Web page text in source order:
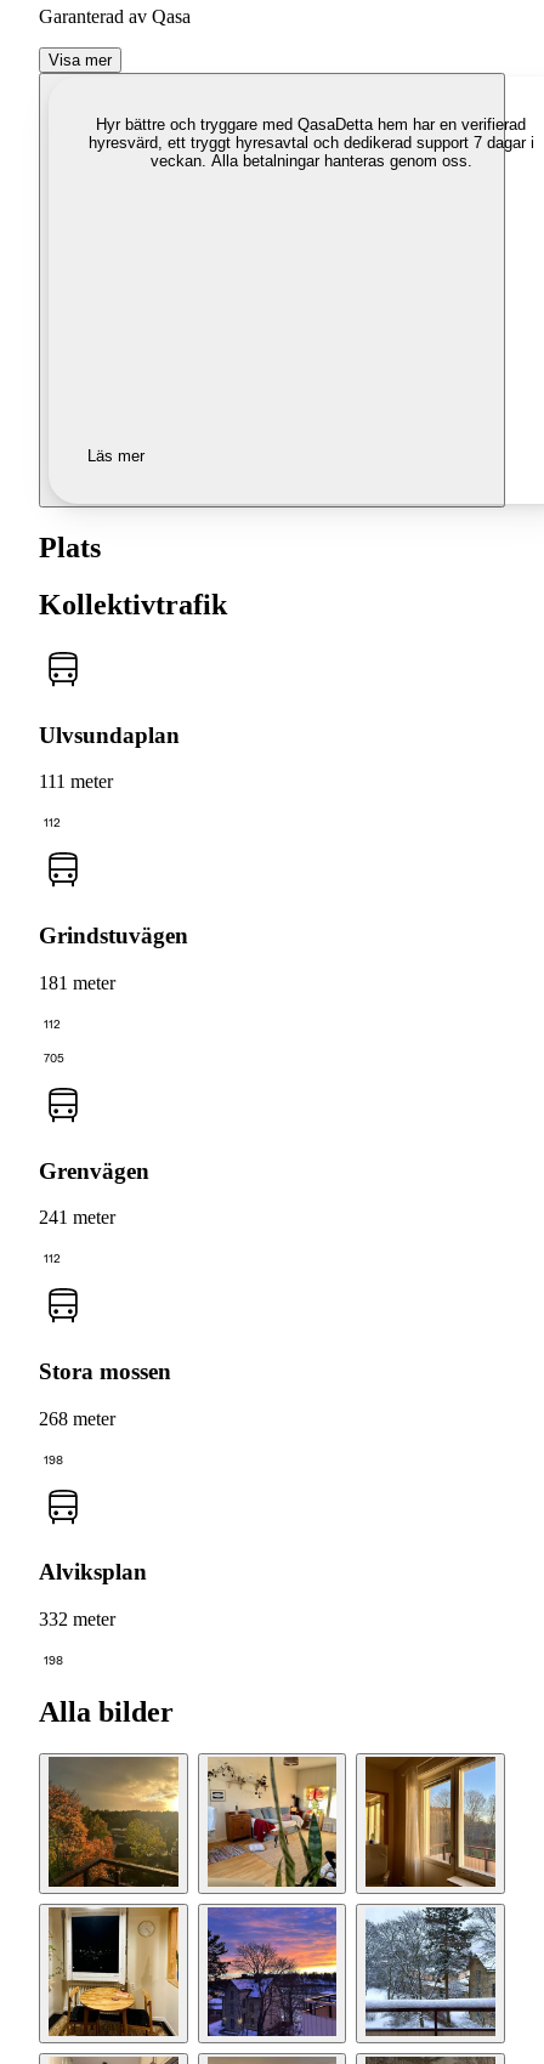
Garanterad av Qasa
Visa mer
Hyr bättre och tryggare med QasaDetta hem har en verifierad
hyresvärd, ett tryggt hyresavtal och dedikerad support 7 dagar i
veckan. Alla betalningar hanteras genom oss.
Läs mer
Plats
Kollektivtrafik
Ulvsundaplan
111 meter
112
Grindstuvägen
181 meter
112
705
Grenvägen
241 meter
112
Stora mossen
268 meter
198
Alviksplan
332 meter
198
Alla bilder